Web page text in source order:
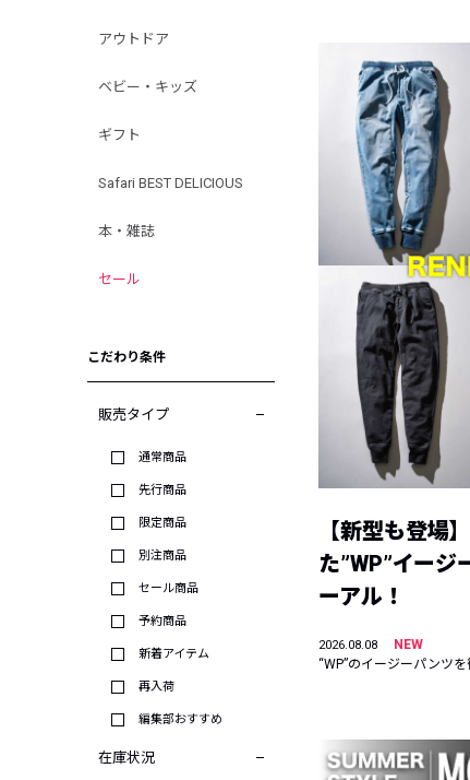
アウトドア
ベビー・キッズ
ギフト
Safari BEST DELICIOUS
本・雑誌
セール
こだわり条件
販売タイプ
通常商品
先行商品
限定商品
別注商品
セール商品
予約商品
新着アイテム
再入荷
編集部おすすめ
在庫状況
【新型も登場
た”WP”イージ
ーアル！
2026.08.08
NEW
“WP”のイージーパンツ